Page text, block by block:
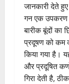
जानकारी देते
गन एक उपकरण
बारीक बूंदों का
प्रदूषण को कम
किया गया है।
और प्रदूषित
गिरा देती है,